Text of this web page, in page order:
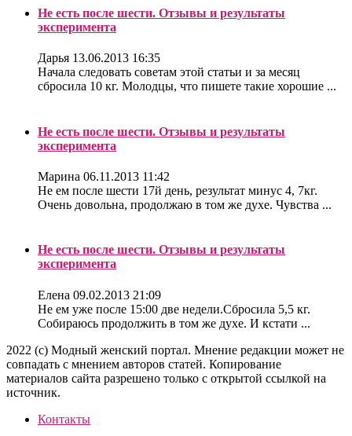
Не есть после шести. Отзывы и результаты
эксперимента
Дарья 13.06.2013 16:35
Начала следовать советам этой статьи и за месяц
сбросила 10 кг. Молодцы, что пишете такие хорошие ...
Не есть после шести. Отзывы и результаты
эксперимента
Марина 06.11.2013 11:42
Не ем после шести 17й день, результат минус 4, 7кг.
Очень довольна, продолжаю в том же духе. Чувства ...
Не есть после шести. Отзывы и результаты
эксперимента
Елена 09.02.2013 21:09
Не ем уже после 15:00 две недели.Сбросила 5,5 кг.
Собираюсь продолжить в том же духе. И кстати ...
2022 (c) Модный женский портал. Мнение редакции может не
совпадать с мнением авторов статей. Копирование
материалов сайта разрешено только с открытой ссылкой на
источник.
Контакты